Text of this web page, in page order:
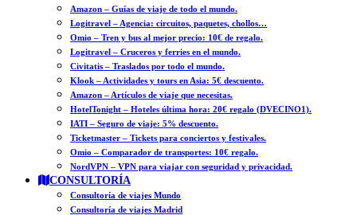
Amazon – Guías de viaje de todo el mundo.
Logitravel – Agencia: circuitos, paquetes, chollos…
Omio – Tren y bus al mejor precio: 10€ de regalo.
Logitravel – Cruceros y ferries en el mundo.
Civitatis – Traslados por todo el mundo.
Klook – Actividades y tours en Asia: 5€ descuento.
Amazon – Artículos de viaje que necesitas.
HotelTonight – Hoteles última hora: 20€ regalo (DVECINO1).
IATI – Seguro de viaje: 5% descuento.
Ticketmaster – Tickets para conciertos y festivales.
Omio – Comparador de transportes: 10€ regalo.
NordVPN – VPN para viajar con seguridad y privacidad.
CONSULTORÍA
Consultoría de viajes Mundo
Consultoría de viajes Madrid